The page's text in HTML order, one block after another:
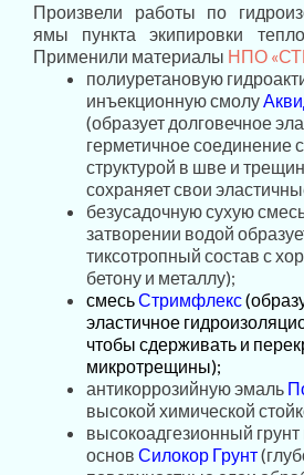
Произвели работы по
ямы пункта экипировки
Применили материалы НПО
полиуретановую
инъекционную смолу
(образует долговечное
герметичное соединение
структурой в шве и
сохраняет свои
безусадочную сухую
затворении водой
тиксотропный состав с
бетону и металлу);
смесьСтримфлекс
эластичное
чтобы сдерживать и
микротрещины);
антикоррозийную эмаль
высокой химической
высокоадгезионный
основ Силокор Грунт